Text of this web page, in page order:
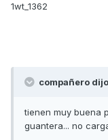
1wt_1362
compañero
tienen muy buena
guantera... no